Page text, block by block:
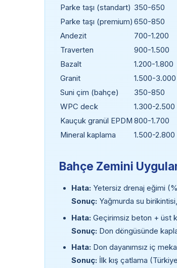
Parke taşı (standart) 350-650
Parke taşı (premium) 650-850
Andezit
700-1.200
Traverten
900-1.500
Bazalt
1.200-1.800
Granit
1.500-3.000
Suni çim (bahçe)
350-850
WPC deck
1.300-2.500
Kauçuk granül EPDM 800-1.700
Mineral kaplama
1.500-2.800
Bahçe Zemini
Hata: Yetersiz drenaj eğimi
Sonuç: Yağmurda su
Hata: Geçirimsiz beton + üst
Sonuç: Don döngüsünde
Hata: Don dayanımsız iç
Sonuç: İlk kış çatlama